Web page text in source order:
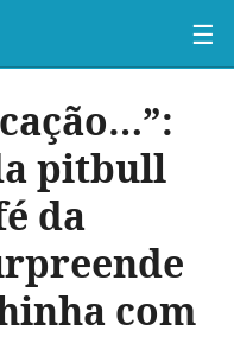
☰
pitbull
da
com